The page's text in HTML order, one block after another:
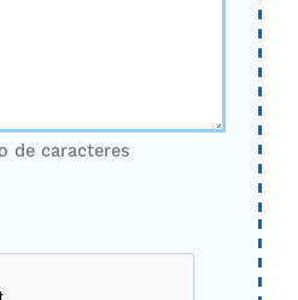
de caracteres